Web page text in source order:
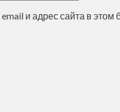
и адрес сайта в